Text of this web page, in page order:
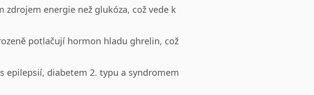
energie než glukóza, což vede k
potlačují hormon hladu ghrelin, což
epilepsií, diabetem 2. typu a syndromem